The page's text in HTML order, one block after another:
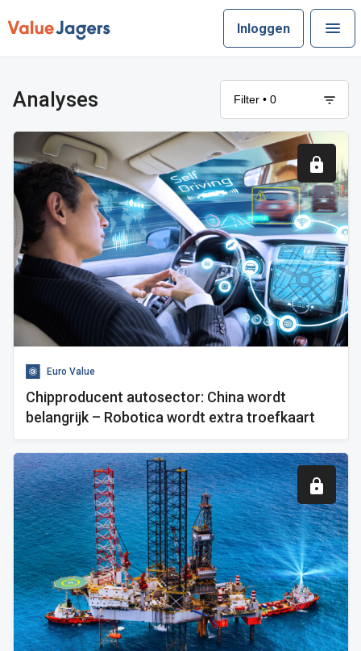
Inloggen
Analyses Filter • 0
Euro Value
Chipproducent autosector: China wordt
belangrijk – Robotica wordt extra troefkaart